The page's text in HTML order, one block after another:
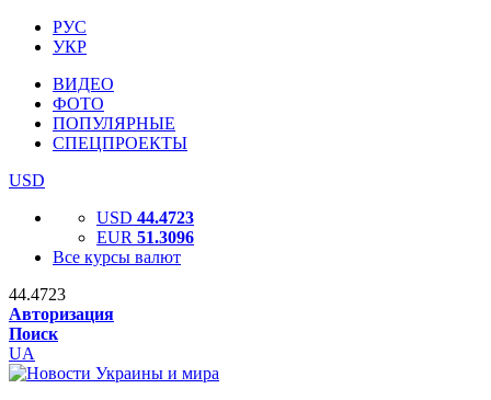
РУС
УКР
ВИДЕО
ФОТО
ПОПУЛЯРНЫЕ
СПЕЦПРОЕКТЫ
USD
USD 44.4723
EUR 51.3096
Все курсы валют
44.4723
Авторизация
Поиск
UA